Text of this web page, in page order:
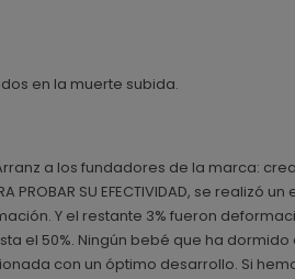
en la muerte subida.
a los fundadores de la marca:
SU EFECTIVIDAD, se realizó
Y el restante 3% fueron
el 50%. Ningún bebé que ha dormido
con un óptimo desarrollo. Si